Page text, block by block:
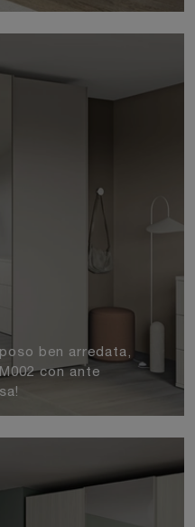
ben arredata,
con ante